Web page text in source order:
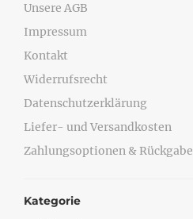
Unsere AGB
Impressum
Kontakt
Widerrufsrecht
Datenschutzerklärung
Liefer- und Versandkosten
Zahlungsoptionen & Rückgabe
Kategorie